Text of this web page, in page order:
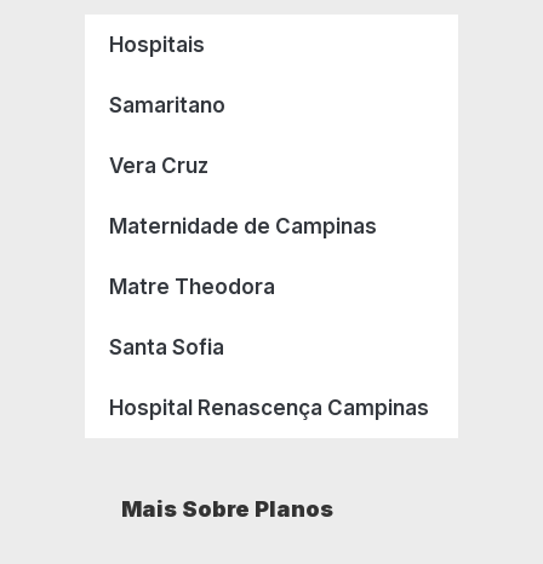
Hospitais
Samaritano
Vera Cruz
Maternidade de Campinas
Matre Theodora
Santa Sofia
Hospital Renascença Campinas
Mais Sobre Planos